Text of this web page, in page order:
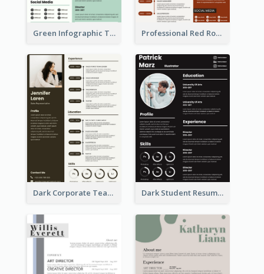
Green Infographic Teacher Resume Professional Red Rouge Resume
Dark Corporate Teacher Resume Dark Student Resume